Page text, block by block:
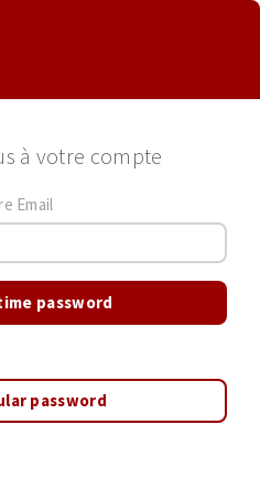
à votre compte
Email
password
password